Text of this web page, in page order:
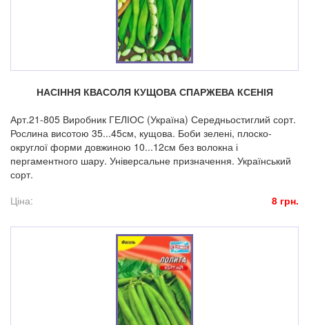
НАСІННЯ КВАСОЛЯ КУЩОВА СПАРЖЕВА КСЕНІЯ
Арт.21-805 Виробник ГЕЛІОС (Україна) Середньостиглий сорт.
Рослина висотою 35...45см, кущова. Боби зелені, плоско-
округлої форми довжиною 10...12см без волокна і
пергаментного шару. Універсальне призначення. Український
сорт.
Ціна:
8 грн.